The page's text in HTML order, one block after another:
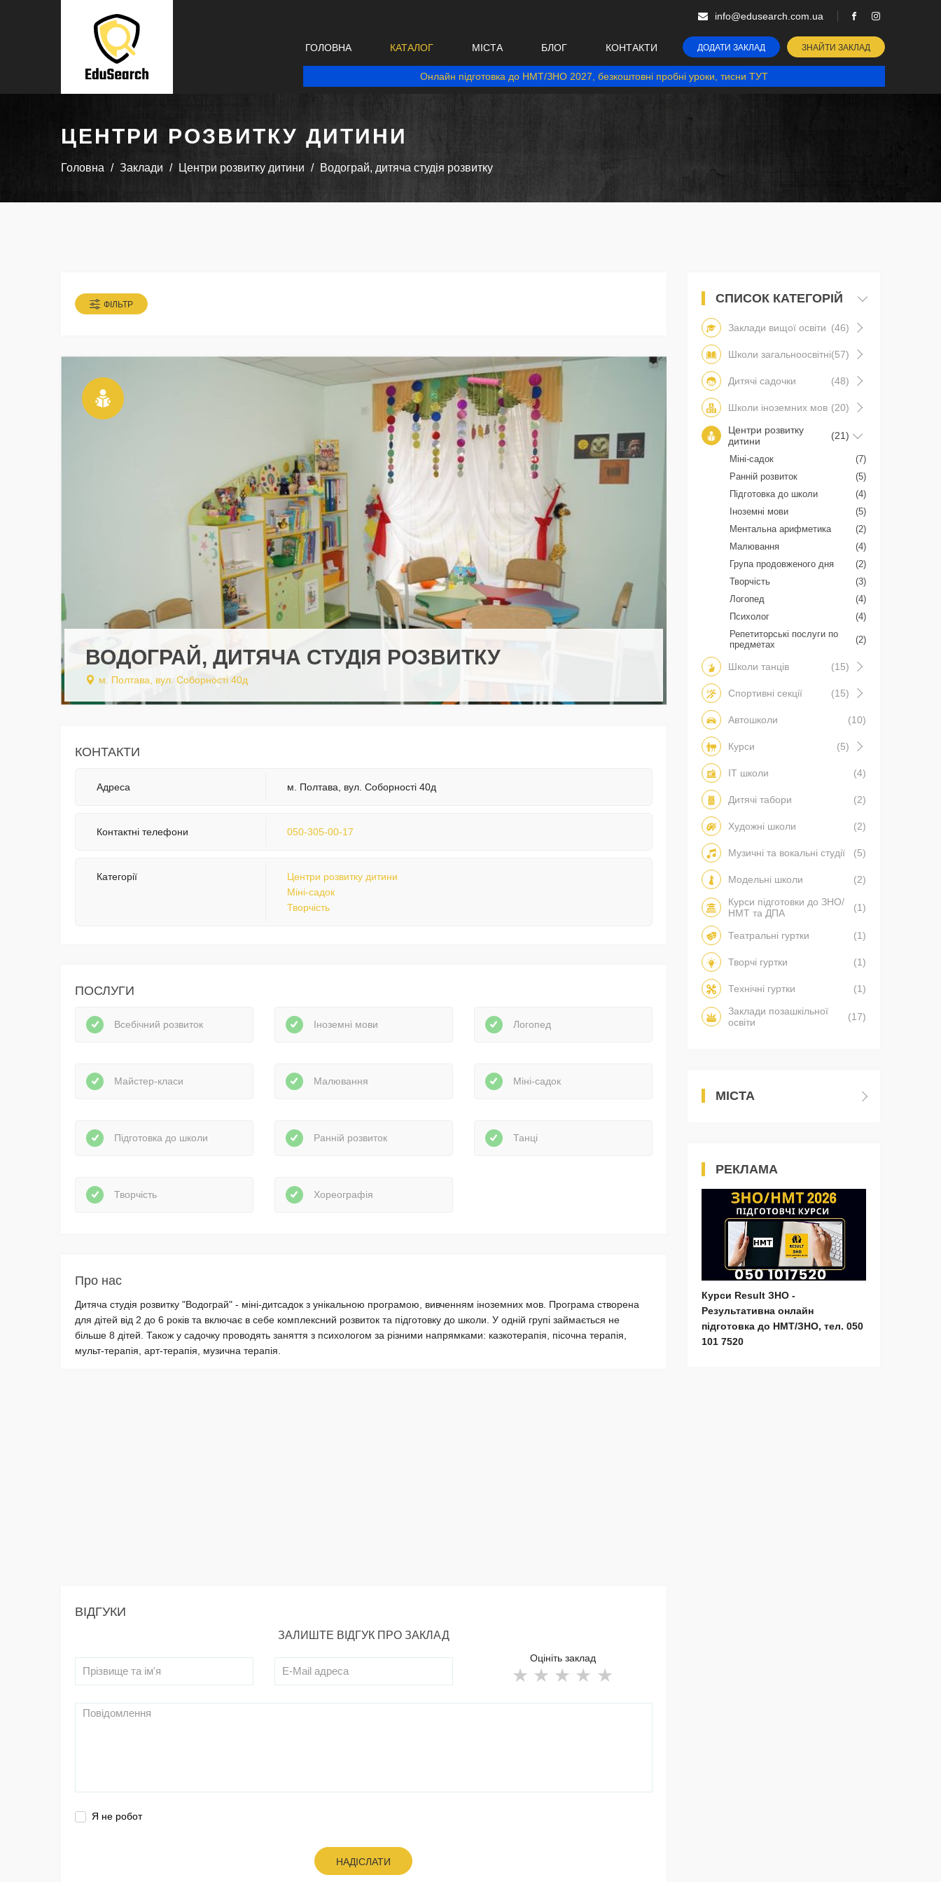
info@edusearch.com.ua
ГОЛОВНА КАТАЛОГ МІСТА БЛОГ КОНТАКТИ ДОДАТИ ЗАКЛАД ЗНАЙТИ ЗАКЛАД
Онлайн підготовка до НМТ/ЗНО 2027, безкоштовні пробні уроки, тисни ТУТ
ЦЕНТРИ РОЗВИТКУ ДИТИНИ
Головна Заклади Центри розвитку дитини Водограй, дитяча студія розвитку
ФІЛЬТР
ВОДОГРАЙ, ДИТЯЧА СТУДІЯ РОЗВИТКУ
м. Полтава, вул. Соборності 40д
КОНТАКТИ
Адреса м. Полтава, вул. Соборності 40д
Контактні телефони 050-305-00-17
Категорії
Центри розвитку дитини
Міні-садок
Творчість
ПОСЛУГИ
Всебічний розвиток Іноземні мови Логопед
Майстер-класи Малювання Міні-садок
Підготовка до школи Ранній розвиток Танці
Творчість Хореографія
Про нас
Дитяча студія розвитку "Водограй" - міні-дитсадок з унікальною програмою, вивченням іноземних мов. Програма створена
для дітей від 2 до 6 років та включає в себе комплексний розвиток та підготовку до школи. У одній групі займається не
більше 8 дітей. Також у садочку проводять заняття з психологом за різними напрямками: казкотерапія, пісочна терапія,
мульт-терапія, арт-терапія, музична терапія.
ВІДГУКИ
ЗАЛИШТЕ ВІДГУК ПРО ЗАКЛАД
Оцініть заклад
Я не робот
НАДІСЛАТИ
СПИСОК КАТЕГОРІЙ
Заклади вищої освіти (46)
Школи загальноосвітні(57)
Дитячі садочки (48)
Школи іноземних мов (20)
Центри розвитку
дитини
(21)
Міні-садок
(7)
Ранній розвиток
(5)
Підготовка до школи
(4)
Іноземні мови
(5)
Ментальна арифметика
(2)
Малювання
(4)
Група продовженого дня
(2)
Творчість
(3)
Логопед
(4)
Психолог
(4)
Репетиторські послуги по
предметах
(2)
Школи танців (15)
Спортивні секції (15)
Автошколи (10)
Курси (5)
IT школи (4)
Дитячі табори (2)
Художні школи (2)
Музичні та вокальні студії (5)
Модельні школи
(2)
Курси підготовки до ЗНО/
НМТ та ДПА
(1)
Театральні гуртки (1)
Творчі гуртки (1)
Технічні гуртки
(1)
Заклади позашкільної
освіти
(17)
МІСТА
РЕКЛАМА
Курси Result ЗНО -
Результативна онлайн
підготовка до НМТ/ЗНО, тел. 050
101 7520